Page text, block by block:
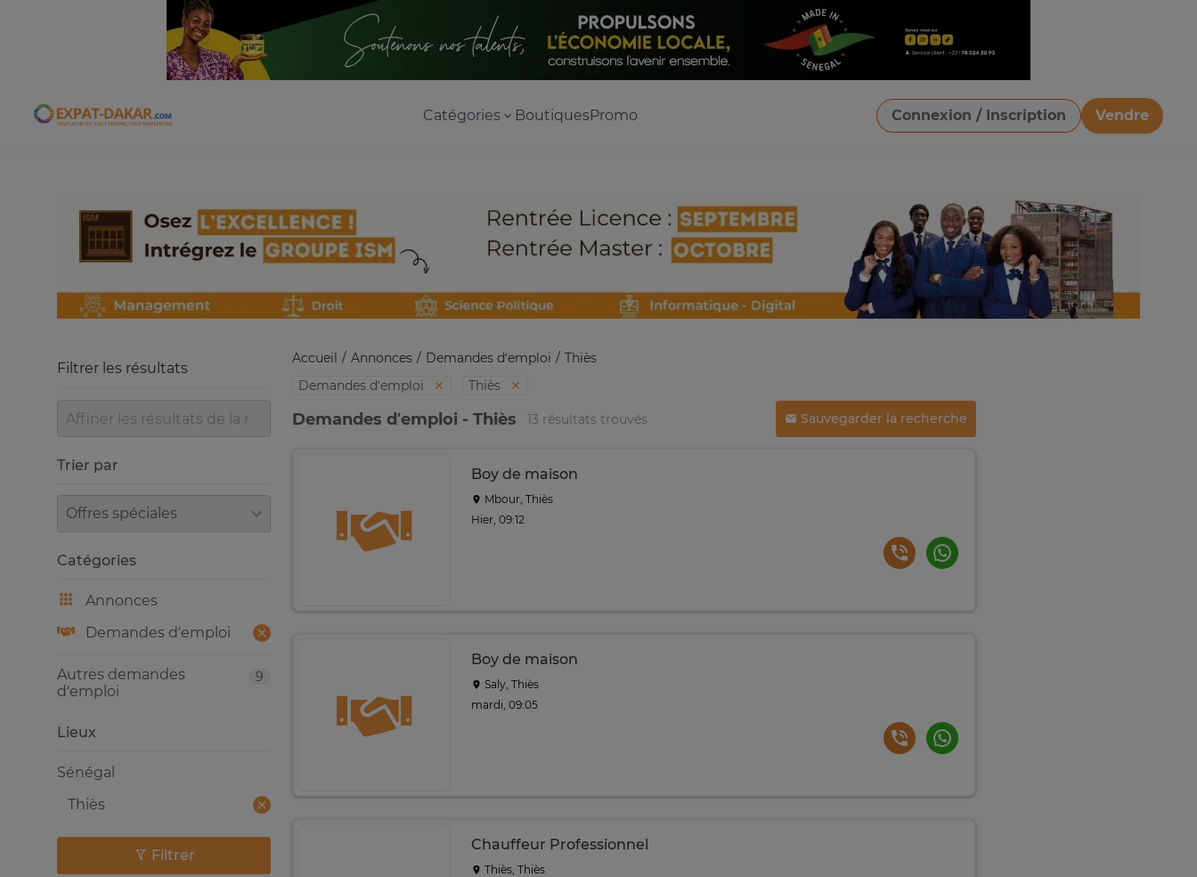
Expat-Dakar Catégories BoutiquesPromo Connexion / Inscription
Vendre
Télécharger une image
Accueil Annonces Demandes d’emploi
Thiès
Demandes d’emploi
Thiès
Demandes d’emploi - Thiès 13 résultats trouvés Sauvegarder la recherche
Boy de maison
Mbour, Thiès
Hier, 09:12
Boy de maison
Saly, Thiès
mardi, 09:05
Chauffeur Professionnel
Thiès, Thiès
Filtrer les résultats
Trier par
Trier par
Catégories
Annonces
Demandes d’emploi
9
Autres demandes
d’emploi
Lieux
Sénégal
Thiès
Filtrer